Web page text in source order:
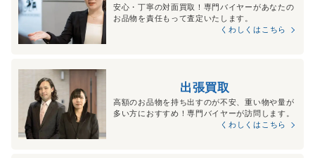
安心・丁寧の対面買取！専門バイヤーがあなたの
お品物を責任もって査定いたします。
くわしくはこちら
出張買取
高額のお品物を持ち出すのが不安、重い物や量が
多い方におすすめ！専門バイヤーが訪問します。
くわしくはこちら